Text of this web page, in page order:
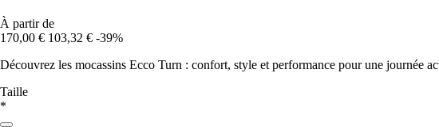
À partir de
170,00 € 103,32 € -39%
Découvrez les mocassins Ecco Turn : confort, style et performance pour une journée
Taille
*